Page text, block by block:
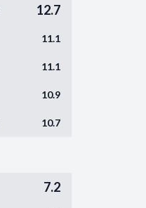
12.7
11.1
11.1
10.9
10.7
7.2